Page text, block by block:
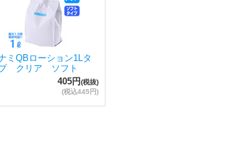
ミQBローション1Lタ
クリア ソフト
405円(税抜)
(税込445円)